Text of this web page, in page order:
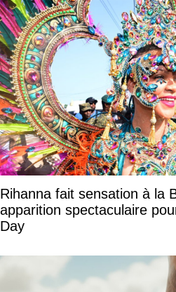
Rihanna fait sensation à la
apparition spectaculaire
Day